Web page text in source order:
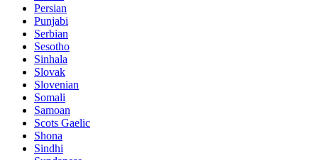
Persian
Punjabi
Serbian
Sesotho
Sinhala
Slovak
Slovenian
Somali
Samoan
Scots Gaelic
Shona
Sindhi